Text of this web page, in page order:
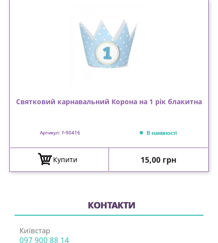
Святковий карнавальний Корона на 1 рік блакитна
Артикул: F-90416 В наявності
Купити Ціна
15,00 грн
КОНТАКТИ
Київстар
097 900 88 14